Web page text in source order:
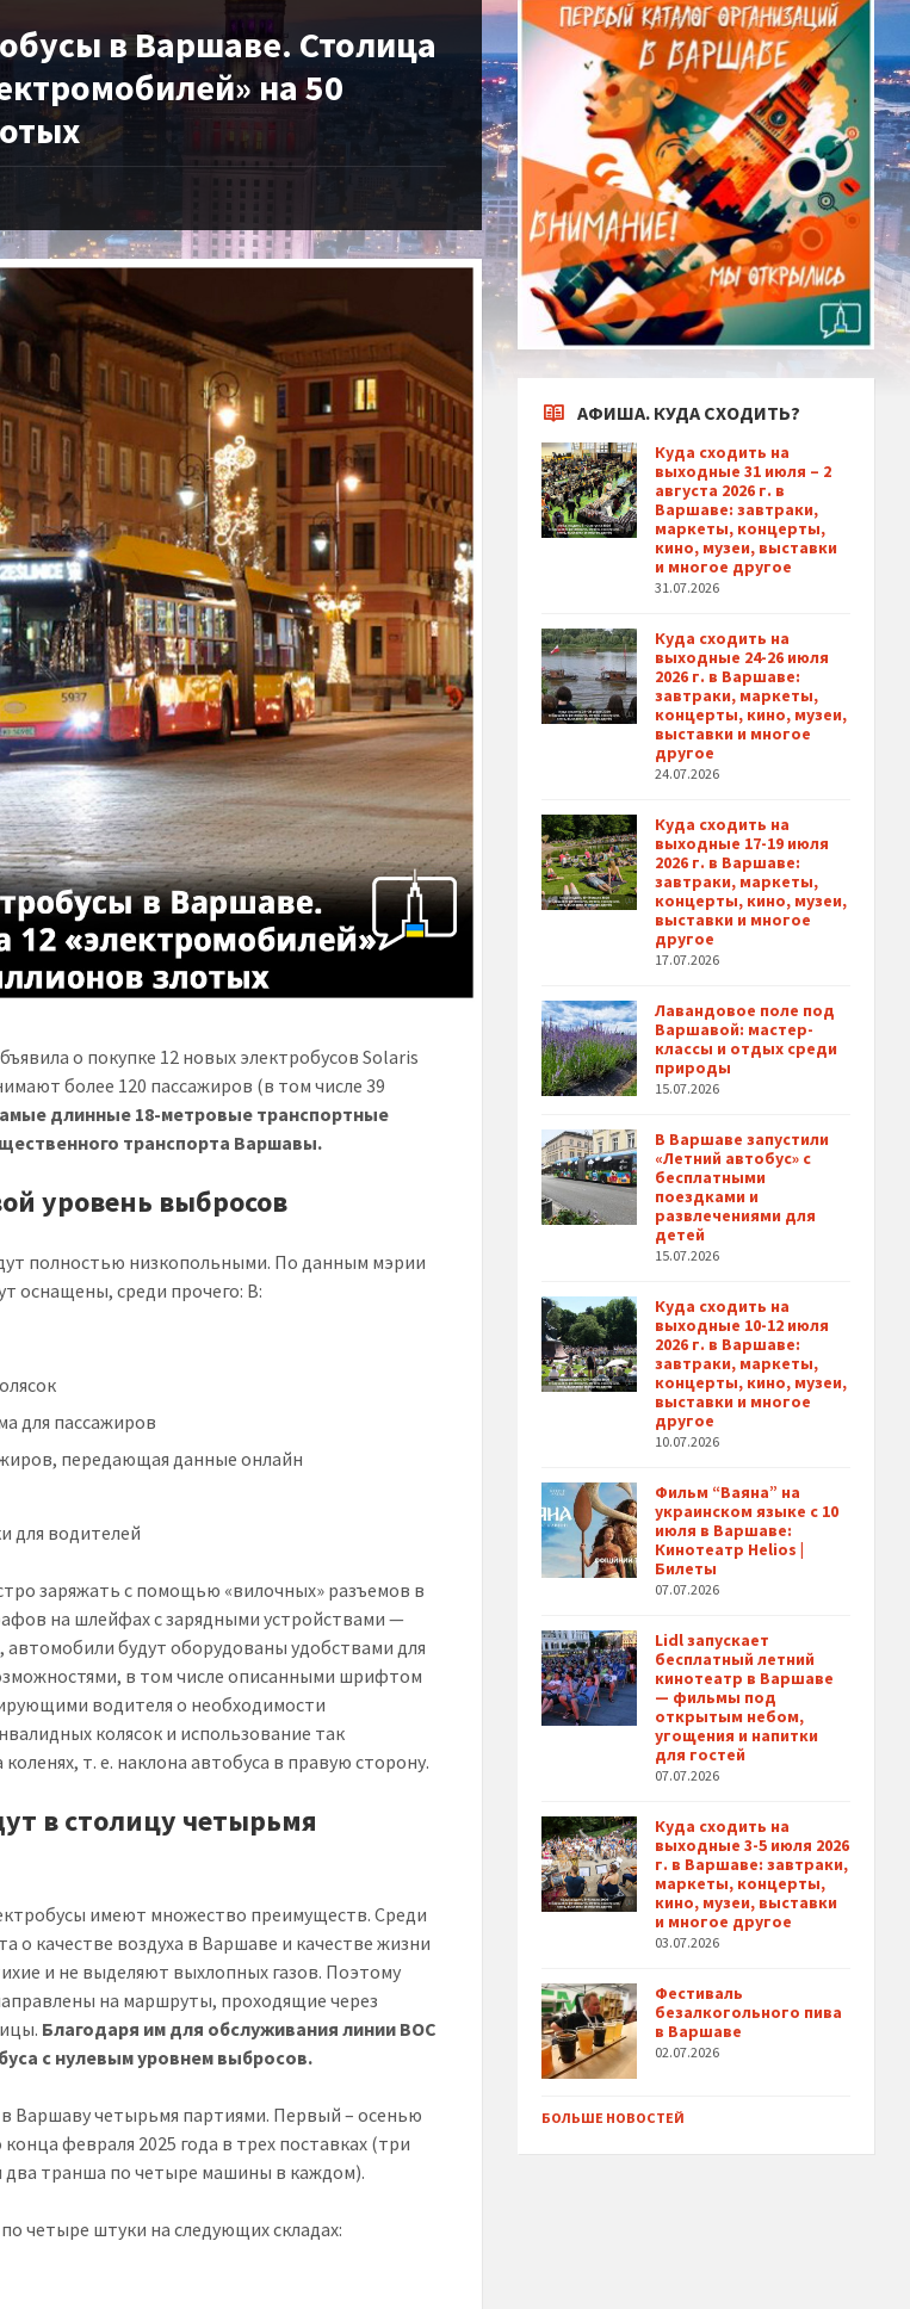
в Варшаве. Столица
на 50
о покупке 12 новых электробусов Solaris
более 120 пассажиров (в том числе 39
длинные 18-метровые транспортные
транспорта Варшавы.
уровень выбросов
полностью низкопольными. По данным мэрии
оснащены, среди прочего: В:
для пассажиров
передающая данные онлайн
для водителей
заряжать с помощью «вилочных» разъемов в
на шлейфах с зарядными устройствами —
будут оборудованы удобствами для
в том числе описанными шрифтом
водителя о необходимости
колясок и использование так
т. е. наклона автобуса в правую сторону.
в столицу четырьмя
имеют множество преимуществ. Среди
о качестве воздуха в Варшаве и качестве жизни
и не выделяют выхлопных газов. Поэтому
на маршруты, проходящие через
Благодаря им для обслуживания линии ВОС
с нулевым уровнем выбросов.
Варшаву четырьмя партиями. Первый – осенью
февраля 2025 года в трех поставках (три
транша по четыре машины в каждом).
четыре штуки на следующих складах:
АФИША. КУДА СХОДИТЬ?
Куда сходить на
выходные 31 июля – 2
августа 2026 г. в
Варшаве: завтраки,
маркеты, концерты,
кино, музеи, выставки
и многое другое
31.07.2026
Куда сходить на
выходные 24-26 июля
2026 г. в Варшаве:
завтраки, маркеты,
концерты, кино, музеи,
выставки и многое
другое
24.07.2026
Куда сходить на
выходные 17-19 июля
2026 г. в Варшаве:
завтраки, маркеты,
концерты, кино, музеи,
выставки и многое
другое
17.07.2026
Лавандовое поле под
Варшавой: мастер-
классы и отдых среди
природы
15.07.2026
В Варшаве запустили
«Летний автобус» с
бесплатными
поездками и
развлечениями для
детей
15.07.2026
Куда сходить на
выходные 10-12 июля
2026 г. в Варшаве:
завтраки, маркеты,
концерты, кино, музеи,
выставки и многое
другое
10.07.2026
Фильм “Ваяна” на
украинском языке с 10
июля в Варшаве:
Кинотеатр Helios |
Билеты
07.07.2026
Lidl запускает
бесплатный летний
кинотеатр в Варшаве
— фильмы под
открытым небом,
угощения и напитки
для гостей
07.07.2026
Куда сходить на
выходные 3-5 июля 2026
г. в Варшаве: завтраки,
маркеты, концерты,
кино, музеи, выставки
и многое другое
03.07.2026
Фестиваль
безалкогольного пива
в Варшаве
02.07.2026
БОЛЬШЕ НОВОСТЕЙ